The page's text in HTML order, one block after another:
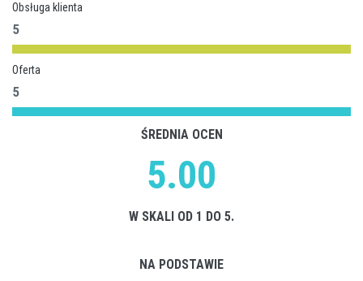
Obsługa klienta
5
Oferta
5
ŚREDNIA OCEN
5.00
W SKALI OD 1 DO 5.
NA PODSTAWIE